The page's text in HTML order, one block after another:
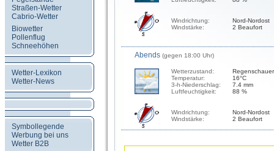
Straßen-Wetter
Cabrio-Wetter
Biowetter
Pollenflug
Schneehöhen
Wetter-Lexikon
Wetter-News
Symbollegende
Werbung bei uns
Wetter B2B
Windrichtung:
Windstärke:
Nord-Nordost
2 Beaufort
Abends (gegen 18:00 Uhr)
Wetterzustand:
Temperatur:
3-h-Niederschlag:
Luftfeuchtigkeit:
Regenschauer
16°C
7.4 mm
88 %
Windrichtung:
Windstärke:
Nord-Nordost
2 Beaufort